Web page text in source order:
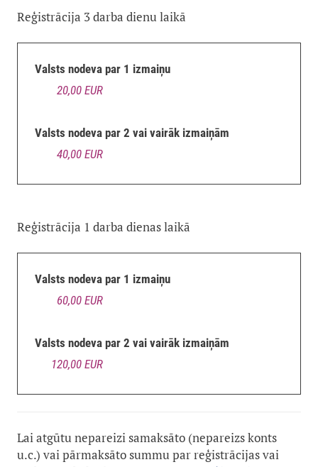
Reģistrācija 3 darba dienu laikā
Valsts nodeva par 1 izmaiņu
20,00 EUR
Valsts nodeva par 2 vai vairāk izmaiņām
40,00 EUR
Reģistrācija 1 darba dienas laikā
Valsts nodeva par 1 izmaiņu
60,00 EUR
Valsts nodeva par 2 vai vairāk izmaiņām
120,00 EUR
Lai atgūtu nepareizi samaksāto (nepareizs konts
u.c.) vai pārmaksāto summu par reģistrācijas vai